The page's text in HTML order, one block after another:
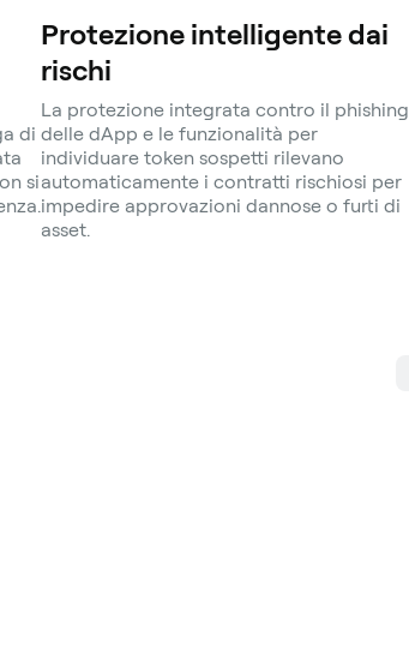
di
si
Protezione intelligente dai
rischi
La protezione integrata contro il phishing
delle dApp e le funzionalità per
individuare token sospetti rilevano
automaticamente i contratti rischiosi per
impedire approvazioni dannose o furti di
asset.